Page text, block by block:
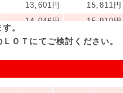
13,601円 15,811円
14,046円 15,910円
14,459円 16,343円
。
ＯＴにてご検討ください。